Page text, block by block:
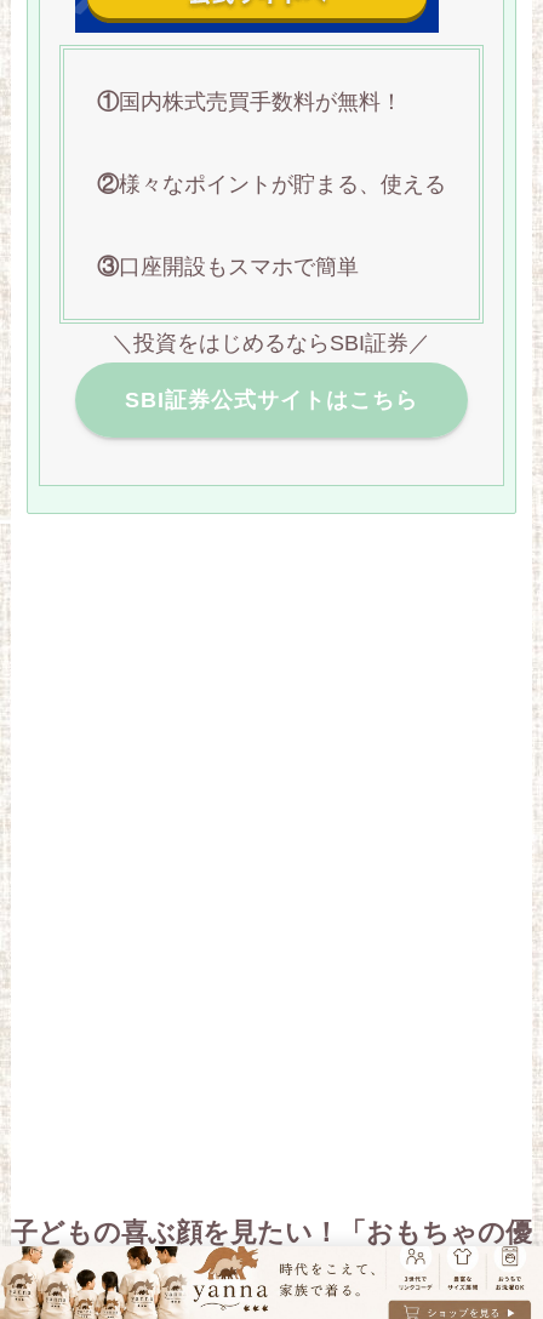
①国内株式売買手数料が無料！
②様々なポイントが貯まる、使える
③口座開設もスマホで簡単
＼投資をはじめるならSBI証券／
SBI証券公式サイトはこちら
子どもの喜ぶ顔を見たい！「おもちゃの優
待」は楽しみがいっぱい